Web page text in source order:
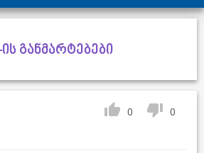
განმარტებები
0 0